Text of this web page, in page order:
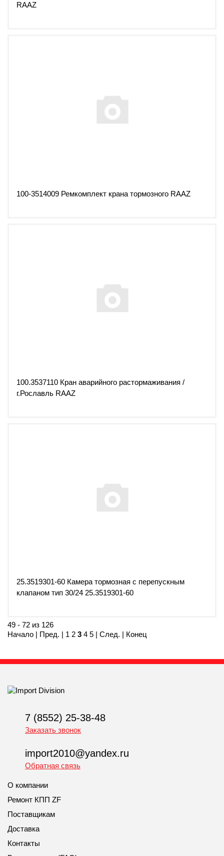
RAAZ
100-3514009 Ремкомплект крана тормозного RAAZ
100.3537110 Кран аварийного растормаживания /
г.Рославль RAAZ
25.3519301-60 Камера тормозная с перепускным
клапаном тип 30/24 25.3519301-60
49 - 72 из 126
Начало | Пред. | 1 2 3 4 5 | След. | Конец
7 (8552) 25-38-48
Заказать звонок
import2010@yandex.ru
Обратная связь
О компании
Ремонт КПП ZF
Поставщикам
Доставка
Контакты